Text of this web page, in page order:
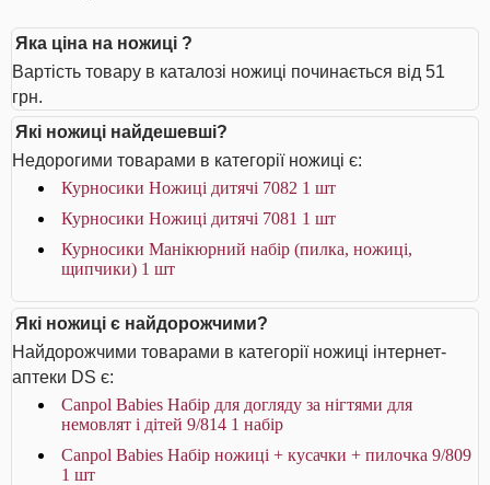
Яка ціна на ножиці ?
Вартість товару в каталозі ножиці починається від 51
грн.
Які ножиці найдешевші?
Недорогими товарами в категорії ножиці є:
Курносики Ножиці дитячі 7082 1 шт
Курносики Ножиці дитячі 7081 1 шт
Курносики Манікюрний набір (пилка, ножиці,
щипчики) 1 шт
Які ножиці є найдорожчими?
Найдорожчими товарами в категорії ножиці інтернет-
аптеки DS є:
Canpol Babies Набір для догляду за нігтями для
немовлят і дітей 9/814 1 набір
Canpol Babies Набір ножиці + кусачки + пилочка 9/809
1 шт